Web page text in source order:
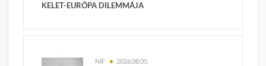
KELET-EURÓPA DILEMMÁJA
NIF 2026.08.05.